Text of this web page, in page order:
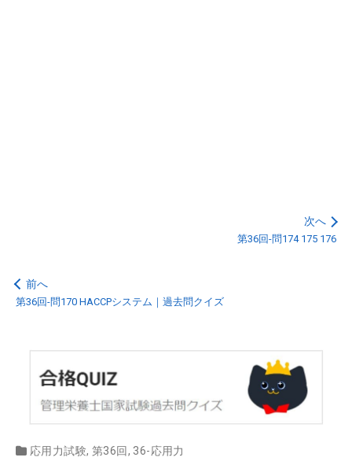
次へ
第36回-問174 175 176
前へ
第36回-問170 HACCPシステム｜過去問クイズ
応用力試験, 第36回, 36-応用力